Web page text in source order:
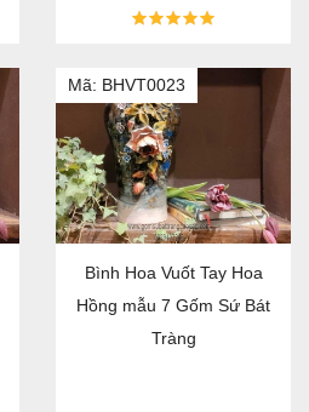
Mã: BHVT0023
Bình Hoa Vuốt Tay Hoa
Hồng mẫu 7 Gốm Sứ Bát
Tràng